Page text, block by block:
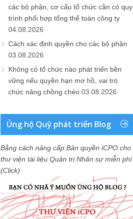
các bộ phận, cơ cấu tổ chức cần có quy
trình phối hợp tổng thể toàn công ty
04.08.2026
Cách xác định quyền cho các bộ phận
03.08.2026
Không có tổ chức nào phát triển bền
vững nếu quyền hạn mơ hồ, vai trò
chức năng chồng chéo 03.08.2026
Ủng hộ Quỹ phát triển Blog
Bằng cách nâng cấp Bản quyền iCPO cho
thư viện tài liệu Quản trị Nhân sự miễn phí
(Click)